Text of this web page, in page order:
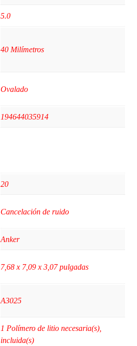
5.0
40 Milímetros
‎Ovalado
194644035914
20
Cancelación de ruido
Anker
7,68 x 7,09 x 3,07 pulgadas
A3025
‎1 Polímero de litio necesaria(s),
incluida(s)